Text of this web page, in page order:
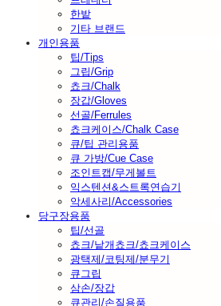
한밭
기타 브랜드
개인용품
팁/Tips
그립/Grip
쵸크/Chalk
장갑/Gloves
선골/Ferrules
쵸크케이스/Chalk Case
큐/팁 관리용품
큐 가방/Cue Case
조인트캡/무게볼트
익스텐션&스트록연습기
악세사리/Accessories
당구장용품
팁/선골
쵸크/낱개쵸크/쵸크케이스
광택제/코팅제/분무기
큐그립
삼손/장갑
큐관리/손질용품